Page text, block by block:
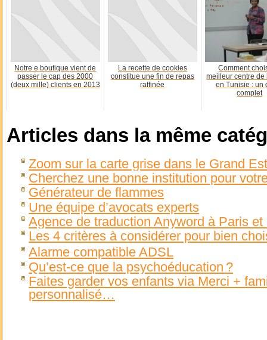
Notre e boutique vient de
passer le cap des 2000
(deux mille) clients en 2013
La recette de cookies
constitue une fin de repas
raffinée
Comment
meilleur centre de
en Tunisie : un
complet
Articles dans la même
Zoom sur la carte grise dans le Grand Est
Cherchez une bonne institution pour
Générateur de flammes
Une équipe d’avocats experts
Agence de traduction Anyword à Paris et
Les 4 critères à considérer pour bien
Alarme compatible ADSL
Qu’est-ce que la psychoéducation ?
Faites garder vos enfants via Merci +
personnalisé…